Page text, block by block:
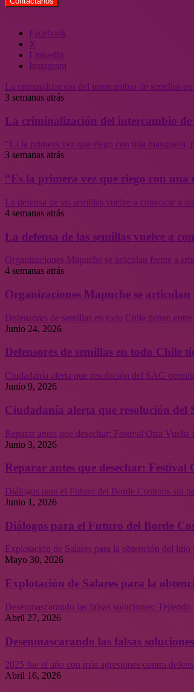
Facebook
X
LinkedIn
Instagram
La criminalización del intercambio de semillas
3 semanas atrás
La criminalización del intercambio
“Es la primera vez que riego con una manguera,
3 semanas atrás
“Es la primera vez que riego con
La defensa de las semillas vuelve a convocar a
4 semanas atrás
La defensa de las semillas vuelve a
Organizaciones Mapuche se articulan frente a
4 semanas atrás
Organizaciones Mapuche se
Defensores de semillas en todo Chile tienen
Junio 24, 2026
Defensores de semillas en todo Chile
Ciudadanía alerta que resolución del SAG
Junio 9, 2026
Ciudadanía alerta que resolución del
Reparar antes que desechar: Festival Otra
Junio 3, 2026
Reparar antes que desechar:
Diálogos para el Futuro del Borde Costeros sin
Junio 1, 2026
Diálogos para el Futuro del Borde
Explotación de Salares para la obtención del
Mayo 30, 2026
Explotación de Salares para la
Desenmascarando las falsas soluciones: Tejiendo
Abril 27, 2026
Desenmascarando las falsas
2025 fue el año con más agresiones contra
Abril 16, 2026